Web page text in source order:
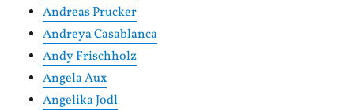
Andreas Prucker
Andreya Casablanca
Andy Frischholz
Angela Aux
Angelika Jodl